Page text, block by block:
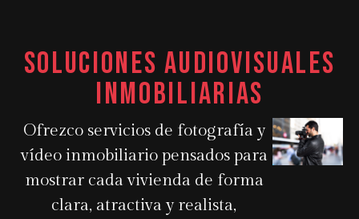
Soluciones audiovisuales
inmobiliarias
Ofrezco servicios de fotografía y
vídeo inmobiliario pensados para
mostrar cada vivienda de forma
clara, atractiva y realista,